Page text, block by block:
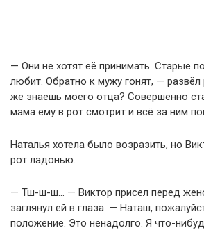
— Они не хотят её принимать. Старые
любит. Обратно к мужу гонят, —
же знаешь моего отца? Совершенно
мама ему в рот смотрит и всё за ним
Наталья хотела было возразить, но
рот ладонью.
— Тш-ш-ш… — Виктор присел перед
заглянул ей в глаза. — Наташ,
положение. Это ненадолго. Я что-